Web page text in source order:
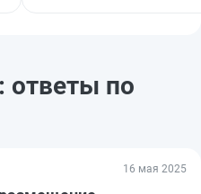
ответы по
16 мая 2025